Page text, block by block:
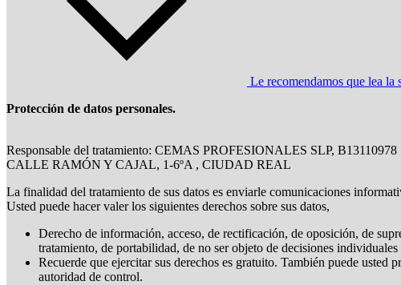
Le recomendamos que lea la
Protección de datos personales.
Responsable del tratamiento: CEMAS PROFESIONALES SLP, B13110978
CALLE RAMÓN Y CAJAL, 1-6ºA , CIUDAD REAL
La finalidad del tratamiento de sus datos es enviarle comunicaciones
Usted puede hacer valer los siguientes derechos sobre sus datos,
Derecho de información, acceso, de rectificación, de oposición, de
tratamiento, de portabilidad, de no ser objeto de decisiones individuales
Recuerde que ejercitar sus derechos es gratuito. También puede usted
autoridad de control.